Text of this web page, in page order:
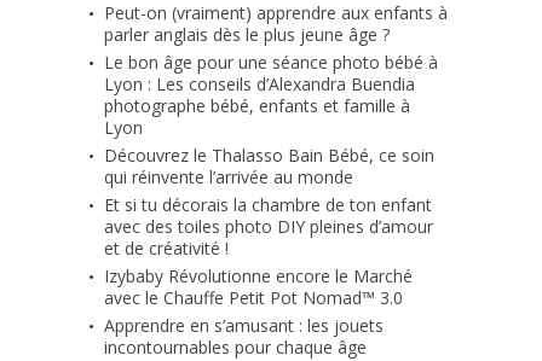
Peut-on (vraiment) apprendre aux enfants à
parler anglais dès le plus jeune âge ?
Le bon âge pour une séance photo bébé à
Lyon : Les conseils d’Alexandra Buendia
photographe bébé, enfants et famille à
Lyon
Découvrez le Thalasso Bain Bébé, ce soin
qui réinvente l’arrivée au monde
Et si tu décorais la chambre de ton enfant
avec des toiles photo DIY pleines d’amour
et de créativité !
Izybaby Révolutionne encore le Marché
avec le Chauffe Petit Pot Nomad™ 3.0
Apprendre en s’amusant : les jouets
incontournables pour chaque âge